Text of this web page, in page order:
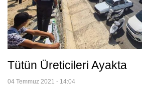
Tütün Üreticileri Ayakta
04 Temmuz 2021 - 14:04